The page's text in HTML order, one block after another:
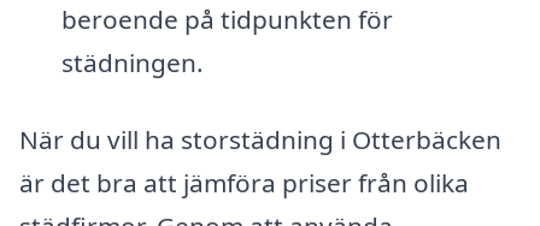
beroende på tidpunkten för
städningen.
När du vill ha storstädning i Otterbäcken
är det bra att jämföra priser från olika